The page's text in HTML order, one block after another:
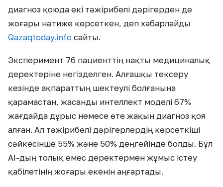
диагноз қоюда екі тәжірибелі дәрігерден де
жоғары нәтиже көрсеткен, деп хабарлайды
Qazaqtoday.info сайты.
Эксперимент 76 пациенттің нақты медициналық
деректеріне негізделген. Алғашқы тексеру
кезінде ақпараттың шектеулі болғанына
қарамастан, жасанды интеллект моделі 67%
жағдайда дұрыс немесе өте жақын диагноз қоя
алған. Ал тәжірибелі дәрігерлердің көрсеткіші
сәйкесінше 55% және 50% деңгейінде болды. Бұл
AI-дың толық емес деректермен жұмыс істеу
қабілетінің жоғары екенін аңғартады.